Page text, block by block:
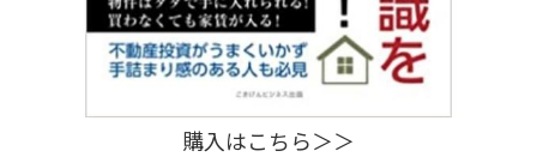
購入はこちら＞＞